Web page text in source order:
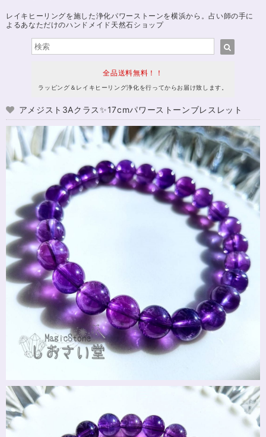
レイキヒーリングを施した浄化パワーストーンを横浜から。占い師の手に
よるあなただけのハンドメイド天然石ショップ
全品送料無料！！
ラッピング＆レイキヒーリング浄化を行ってからお届け致します。
アメジスト3Aクラス✨17cmパワーストーンブレスレット